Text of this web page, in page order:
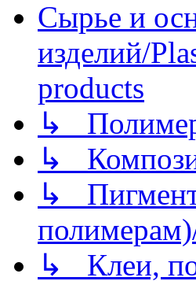
Сырье и
изделий/
products
↳
↳
↳
↳ Клеи,